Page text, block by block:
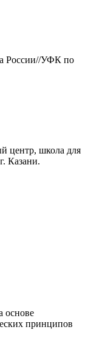
России//УФК по
центр, школа для
Казани.
основе
принципов